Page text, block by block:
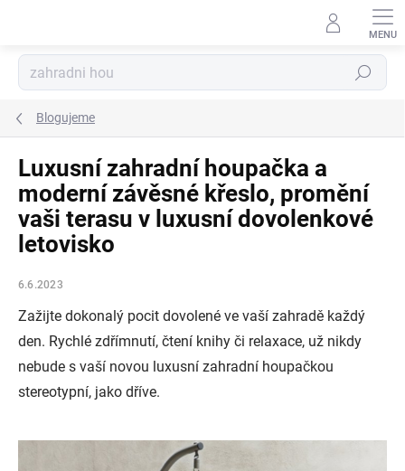
Hledat
Blogujeme
Luxusní zahradní houpačka a
moderní závěsné křeslo, promění
vaši terasu v luxusní dovolenkové
letovisko
6.6.2023
Zažijte dokonalý pocit dovolené ve vaší zahradě každý
den. Rychlé zdřímnutí, čtení knihy či relaxace, už nikdy
nebude s vaší novou luxusní zahradní houpačkou
stereotypní, jako dříve.